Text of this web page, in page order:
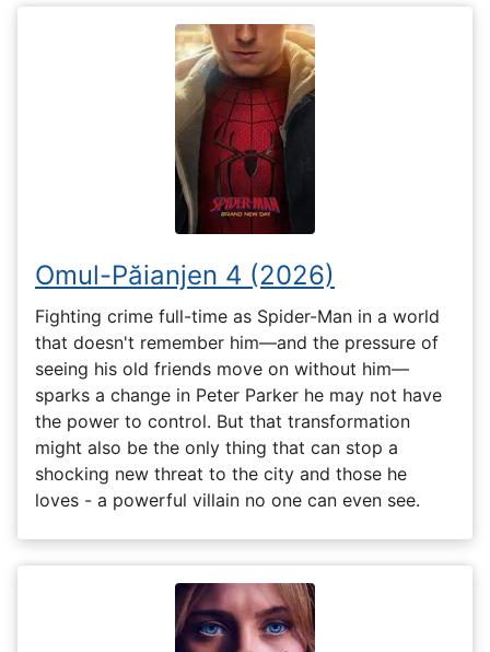
Omul-Păianjen 4 (2026)
Fighting crime full-time as Spider-Man in a world
that doesn't remember him—and the pressure of
seeing his old friends move on without him—
sparks a change in Peter Parker he may not have
the power to control. But that transformation
might also be the only thing that can stop a
shocking new threat to the city and those he
loves - a powerful villain no one can even see.